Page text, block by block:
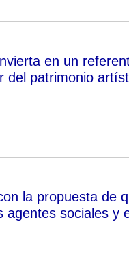
en un
del patrimonio
la propuesta de
sociales y